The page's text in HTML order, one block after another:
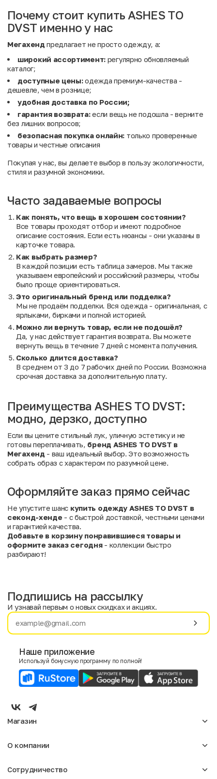
Почему стоит купить ASHES TO
DVST именно у нас
Мегахенд предлагает не просто одежду, а:
широкий ассортимент: регулярно обновляемый
каталог;
доступные цены:одежда премиум-качества -
дешевле, чем в рознице;
удобная доставка по России;
гарантия возврата:если вещь не подошла - верните
без лишних вопросов;
безопасная покупка онлайн: только проверенные
товары и честные описания
Покупая у нас, вы делаете выбор в пользу экологичности,
стиля и разумной экономики.
Часто задаваемые вопросы
Как понять, что вещь в хорошем состоянии?
Все товары проходят отбор и имеют подробное
описание состояния. Если есть нюансы - они указаны в
карточке товара.
Как выбрать размер?
В каждой позиции есть таблица замеров. Мы также
указываем европейский и российский размеры, чтобы
было проще ориентироваться.
Это оригинальный бренд или подделка?
Мы не продаём подделки. Вся одежда - оригинальная, с
ярлыками, бирками и полной историей.
Можно ли вернуть товар, если не подошёл?
Да, у нас действует гарантия возврата. Вы можете
вернуть вещь в течение 7 дней с момента получения.
Сколько длится доставка?
В среднем от 3 до 7 рабочих дней по России. Возможна
срочная доставка за дополнительную плату.
Преимущества ASHES TO DVST:
модно, дерзко, доступно
Если вы цените стильный лук, уличную эстетику и не
готовы переплачивать, бренд ASHES TO DVST в
Мегахенд - ваш идеальный выбор. Это возможность
собрать образ с характером по разумной цене.
Оформляйте заказ прямо сейчас
Не упустите шанс купить одежду ASHES TO DVST в
секонд-хенде - с быстрой доставкой, честными ценами
и гарантией качества.
Добавьте в корзину понравившиеся товары и
оформите заказ сегодня - коллекции быстро
разбирают!
Имя
E-mail
Мужской
Подпишись на рассылку
И узнавай первым о новых скидках и акциях.
Наше приложение
Используй бонусную программу по полной!
Магазин
Мужское
О компании
Отзывы
Сотрудничество